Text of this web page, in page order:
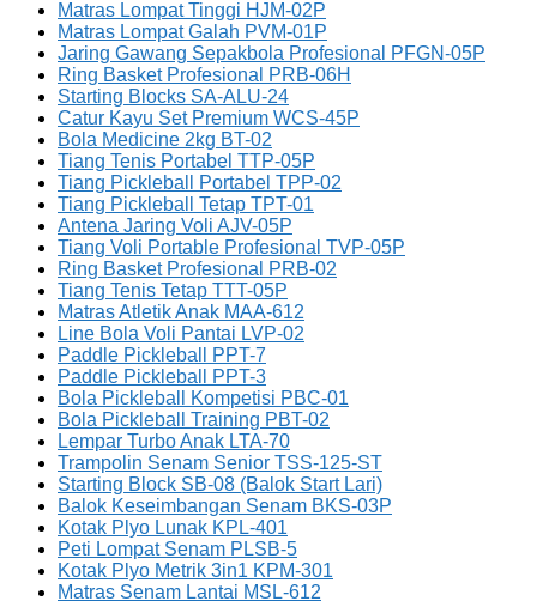
Matras Lompat Tinggi HJM-02P
Matras Lompat Galah PVM-01P
Jaring Gawang Sepakbola Profesional PFGN-05P
Ring Basket Profesional PRB-06H
Starting Blocks SA-ALU-24
Catur Kayu Set Premium WCS-45P
Bola Medicine 2kg BT-02
Tiang Tenis Portabel TTP-05P
Tiang Pickleball Portabel TPP-02
Tiang Pickleball Tetap TPT-01
Antena Jaring Voli AJV-05P
Tiang Voli Portable Profesional TVP-05P
Ring Basket Profesional PRB-02
Tiang Tenis Tetap TTT-05P
Matras Atletik Anak MAA-612
Line Bola Voli Pantai LVP-02
Paddle Pickleball PPT-7
Paddle Pickleball PPT-3
Bola Pickleball Kompetisi PBC-01
Bola Pickleball Training PBT-02
Lempar Turbo Anak LTA-70
Trampolin Senam Senior TSS-125-ST
Starting Block SB-08 (Balok Start Lari)
Balok Keseimbangan Senam BKS-03P
Kotak Plyo Lunak KPL-401
Peti Lompat Senam PLSB-5
Kotak Plyo Metrik 3in1 KPM-301
Matras Senam Lantai MSL-612